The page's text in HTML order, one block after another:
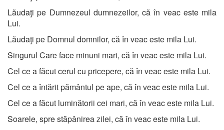
Lăudaţi pe Dumnezeul dumnezeilor, că în veac este mila
Lui.
Lăudaţi pe Domnul domnilor, că în veac este mila Lui.
Singurul Care face minuni mari, că în veac este mila Lui.
Cel ce a făcut cerul cu pricepere, că în veac este mila Lui.
Cel ce a întărit pământul pe ape, că în veac este mila Lui.
Cel ce a făcut luminătorii cei mari, că în veac este mila Lui.
Soarele, spre stăpânirea zilei, că în veac este mila Lui.